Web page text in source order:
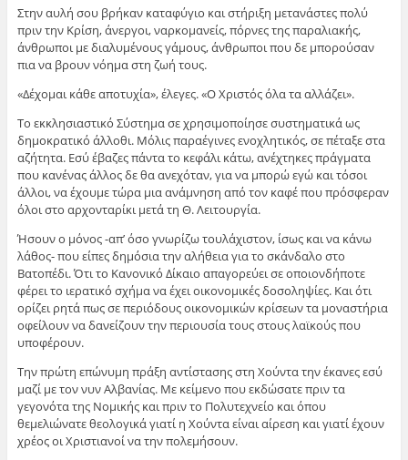
Στην αυλή σου βρήκαν καταφύγιο και στήριξη μετανάστες πολύ
πριν την Κρίση, άνεργοι, ναρκομανείς, πόρνες της παραλιακής,
άνθρωποι με διαλυμένους γάμους, άνθρωποι που δε μπορούσαν
πια να βρουν νόημα στη ζωή τους.
«Δέχομαι κάθε αποτυχία», έλεγες. «Ο Χριστός όλα τα αλλάζει».
Το εκκλησιαστικό Σύστημα σε χρησιμοποίησε συστηματικά ως
δημοκρατικό άλλοθι. Μόλις παραέγινες ενοχλητικός, σε πέταξε στα
αζήτητα. Εσύ έβαζες πάντα το κεφάλι κάτω, ανέχτηκες πράγματα
που κανένας άλλος δε θα ανεχόταν, για να μπορώ εγώ και τόσοι
άλλοι, να έχουμε τώρα μια ανάμνηση από τον καφέ που πρόσφεραν
όλοι στο αρχονταρίκι μετά τη Θ. Λειτουργία.
Ήσουν ο μόνος -απ’ όσο γνωρίζω τουλάχιστον, ίσως και να κάνω
λάθος- που είπες δημόσια την αλήθεια για το σκάνδαλο στο
Βατοπέδι. Ότι το Κανονικό Δίκαιο απαγορεύει σε οποιονδήποτε
φέρει το ιερατικό σχήμα να έχει οικονομικές δοσοληψίες. Και ότι
ορίζει ρητά πως σε περιόδους οικονομικών κρίσεων τα μοναστήρια
οφείλουν να δανείζουν την περιουσία τους στους λαϊκούς που
υποφέρουν.
Την πρώτη επώνυμη πράξη αντίστασης στη Χούντα την έκανες εσύ
μαζί με τον νυν Αλβανίας. Με κείμενο που εκδώσατε πριν τα
γεγονότα της Νομικής και πριν το Πολυτεχνείο και όπου
θεμελιώνατε θεολογικά γιατί η Χούντα είναι αίρεση και γιατί έχουν
χρέος οι Χριστιανοί να την πολεμήσουν.